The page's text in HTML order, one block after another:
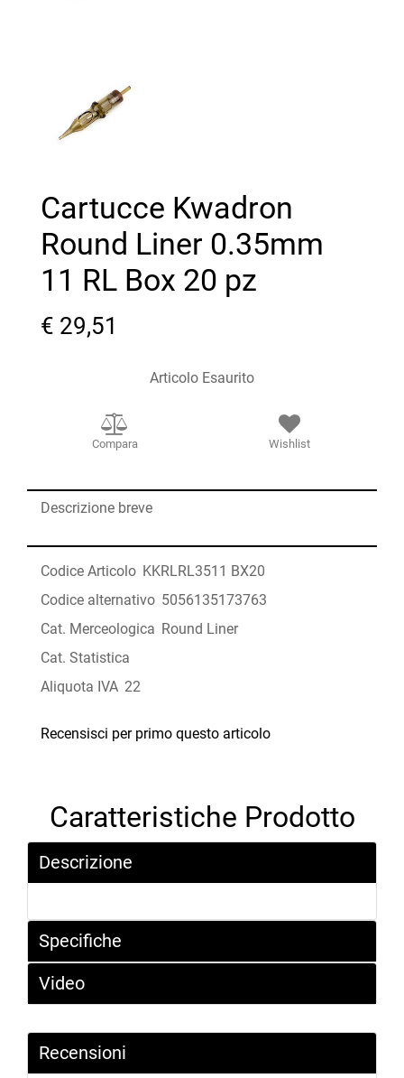
Cartucce Kwadron
Round Liner 0.35mm
11 RL Box 20 pz
€ 29,51
Articolo Esaurito
Compara Wishlist
Descrizione breve
Codice Articolo KKRLRL3511 BX20
Codice alternativo 5056135173763
Cat. Merceologica Round Liner
Cat. Statistica
Aliquota IVA 22
Recensisci per primo questo articolo
Caratteristiche Prodotto
Descrizione
Specifiche
Video
Recensioni